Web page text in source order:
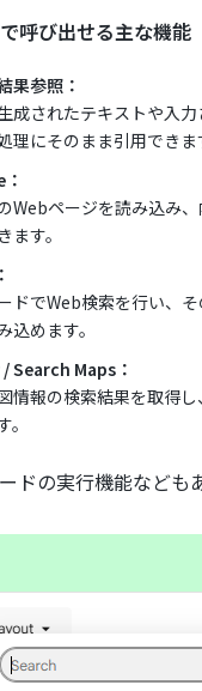
呼び出せる主な機能
果参照：
成されたテキストや入力
理にそのまま引用できま
Webページを読み込み
ます。
ドでWeb検索を行い、
込めます。
Search Maps：
情報の検索結果を取得
ドの実行機能なども